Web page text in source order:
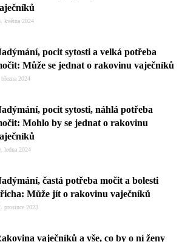
května 2024
pocit sytosti a velká potřeba
Může se jednat o rakovinu vaječníků
2024
pocit sytosti, náhlá potřeba
Mohlo by se jednat o rakovinu
ledna 2024
častá potřeba močit a bolesti
Může jít o rakovinu vaječníků
prosince 2023
vaječníků a vše, co by o ní ženy